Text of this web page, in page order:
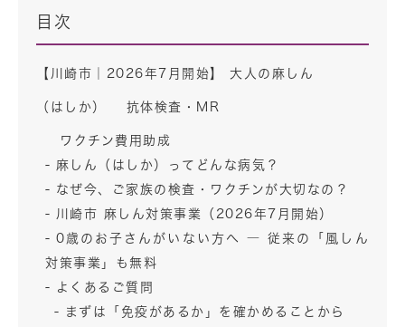
目次
【川崎市｜2026年7月開始】 大人の麻しん
（はしか） 抗体検査・MR
ワクチン費用助成
麻しん（はしか）ってどんな病気？
なぜ今、ご家族の検査・ワクチンが大切なの？
川崎市 麻しん対策事業（2026年7月開始）
0歳のお子さんがいない方へ ― 従来の「風しん
対策事業」も無料
よくあるご質問
まずは「免疫があるか」を確かめることから